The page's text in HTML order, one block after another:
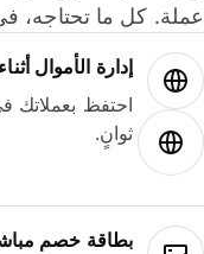
كل ما تحتاجه، في
إدارة الأموال أثناء
احتفظ بعملاتك
ثوانٍ.
بطاقة خصم مباشر